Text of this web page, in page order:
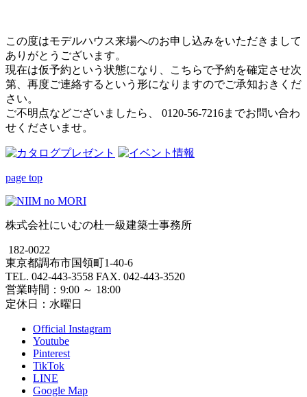
この度はモデルハウス来場へのお申し込みをいただきまして
ありがとうございます。
現在は仮予約という状態になり、こちらで予約を確定させ次
第、再度ご連絡するという形になりますのでご承知おきくだ
さい。
ご不明点などございましたら、 0120-56-7216までお問い合わ
せくださいませ。
page top
株式会社にいむの杜一級建築士事務所
182-0022
東京都調布市国領町1-40-6
TEL. 042-443-3558 FAX. 042-443-3520
営業時間：9:00 ～ 18:00
定休日：水曜日
Official Instagram
Youtube
Pinterest
TikTok
LINE
Google Map